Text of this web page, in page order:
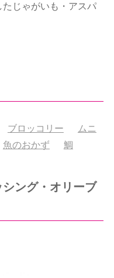
じゃがいも・アスパ
ブロッコリー
ムニ
魚のおかず 鯛
ング・オリーブ